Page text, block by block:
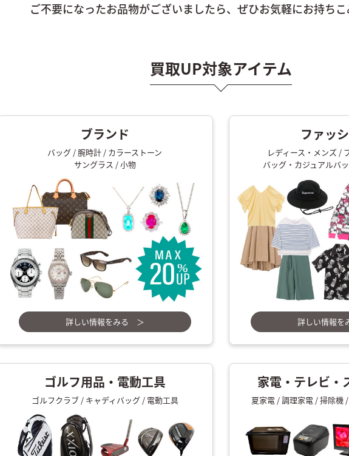
ご不要になったお品物がございましたら、 ぜひお気軽にお持ちこ
買取UP対象アイテム
ブランド
バッグ / 腕時計 / カラーストーン
サングラス / 小物
詳しい情報をみる ＞
ファッ
レディース・メンズ /
バッグ・カジュアルバ
詳しい情報
ゴルフ用品・電動工具
ゴルフクラブ / キャディバッグ / 電動工具
家電・テレビ・
夏家電 / 調理家電 / 掃除機